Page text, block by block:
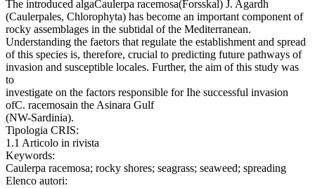
The introduced algaCaulerpa racemosa(Forsskal) J. Agardh
(Caulerpales, Chlorophyta) has become an important component of
rocky assemblages in the subtidal of the Mediterranean.
Understanding the faetors that regulate the establishment and spread
of this species is, therefore, crucial to predicting future pathways of
invasion and susceptible locales. Further, the aim of this study was
to
investigate on the factors responsible for Ihe successful invasion
ofC. racemosain the Asinara Gulf
(NW-Sardinia).
Tipologia CRIS:
1.1 Articolo in rivista
Keywords:
Caulerpa racemosa; rocky shores; seagrass; seaweed; spreading
Elenco autori: